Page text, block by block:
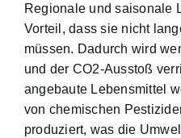
Regionale und saisonale
Vorteil, dass sie nicht
müssen. Dadurch wird
und der CO2-Ausstoß
angebaute Lebensmittel
von chemischen
produziert, was die